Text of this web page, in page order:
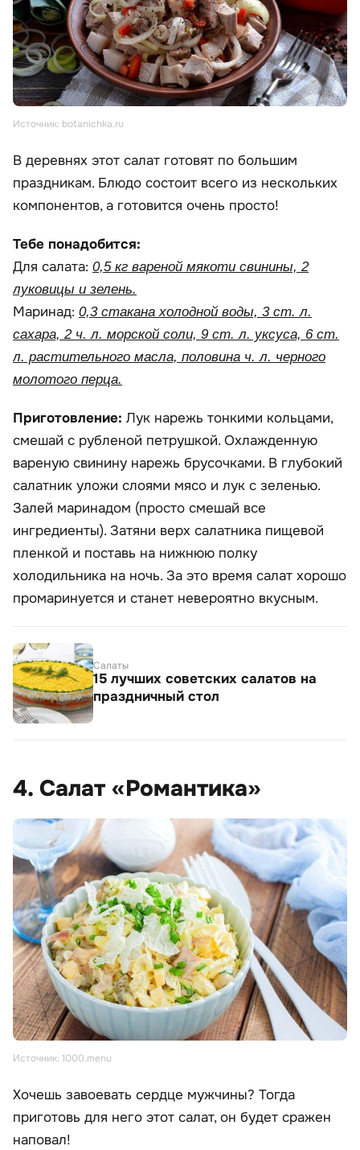
Источник: botanichka.ru
В деревнях этот салат готовят по большим
праздникам. Блюдо состоит всего из нескольких
компонентов, а готовится очень просто!
Тебе понадобится:
Для салата: 0,5 кг вареной мякоти свинины, 2
луковицы и зелень.
Маринад: 0,3 стакана холодной воды, 3 ст. л.
сахара, 2 ч. л. морской соли, 9 ст. л. уксуса, 6 ст.
л. растительного масла, половина ч. л. черного
молотого перца.
Приготовление: Лук нарежь тонкими кольцами,
смешай с рубленой петрушкой. Охлажденную
вареную свинину нарежь брусочками. В глубокий
салатник уложи слоями мясо и лук с зеленью.
Залей маринадом (просто смешай все
ингредиенты). Затяни верх салатника пищевой
пленкой и поставь на нижнюю полку
холодильника на ночь. За это время салат хорошо
промаринуется и станет невероятно вкусным.
Салаты
15 лучших советских салатов на
праздничный стол
4. Салат «Романтика»
Источник: 1000.menu
Хочешь завоевать сердце мужчины? Тогда
приготовь для него этот салат, он будет сражен
наповал!